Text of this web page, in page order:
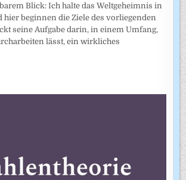
Blick: Ich halte das Weltgeheimnis in
hier beginnen die Ziele des vorliegenden
seine Aufgabe darin, in einem Umfang,
lässt, ein wirkliches